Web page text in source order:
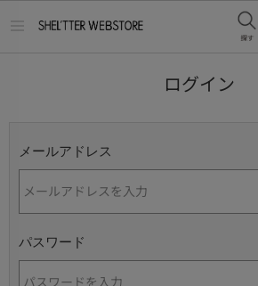
ログイン
メールアドレス
パスワード